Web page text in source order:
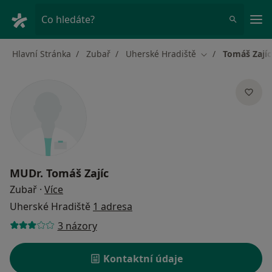
Co hledáte?
Hlavní Stránka Zubař Uherské Hradiště Změna města
Tomáš Zajíc
MUDr. Tomáš Zajíc
Zubař · Více
Uherské Hradiště 1 adresa
3 názory
Kontaktní údaje